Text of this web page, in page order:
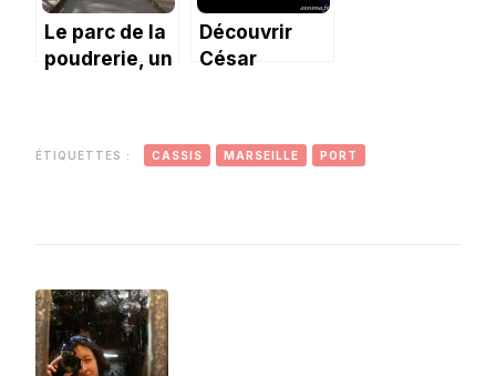
Le parc de la
poudrerie, un
Découvrir
César
ÉTIQUETTES : CASSIS MARSEILLE PORT